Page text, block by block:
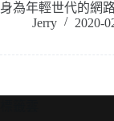
身為年輕世代的網
Jerry
2020-